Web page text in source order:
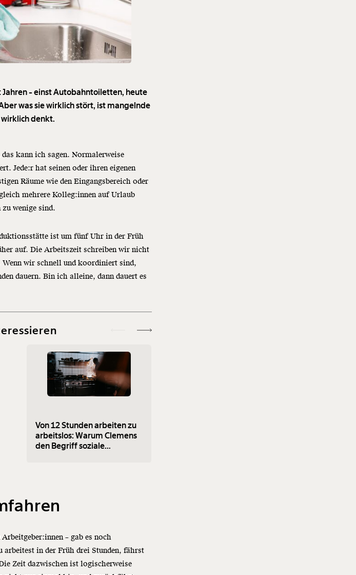
- einst Autobahntoiletten, heute
was sie wirklich stört, ist mangelnde
wirklich denkt.
kann ich sagen. Normalerweise
Jede:r hat seinen oder ihren eigenen
Räume wie den Eingangsbereich oder
mehrere Kolleg:innen auf Urlaub
wenige sind.
ist um fünf Uhr in der Früh
auf. Die Arbeitszeit schreiben wir nicht
wir schnell und koordiniert sind,
dauern. Bin ich alleine, dann dauert es
Von 12 Stunden arbeiten zu
arbeitslos: Warum Clemens
den Begriff soziale
– gab es noch
arbeitest in der Früh drei Stunden, fährst
Zeit dazwischen ist logischerweise